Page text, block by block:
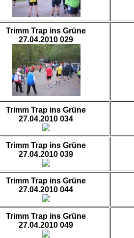
Trimm Trap ins Grüne
27.04.2010 029
Trimm Trap ins Grüne
27.04.2010 034
Trimm Trap ins Grüne
27.04.2010 039
Trimm Trap ins Grüne
27.04.2010 044
Trimm Trap ins Grüne
27.04.2010 049